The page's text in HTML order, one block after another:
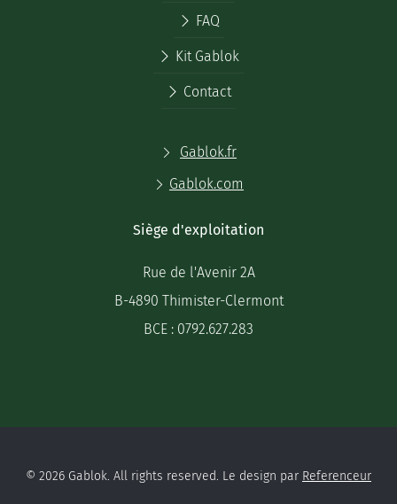
FAQ
Kit Gablok
Contact
Gablok.fr
Gablok.com
Siège d'exploitation
Rue de l'Avenir 2A
B-4890 Thimister-Clermont
BCE : 0792.627.283
© 2026 Gablok. All rights reserved. Le design par Referenceur